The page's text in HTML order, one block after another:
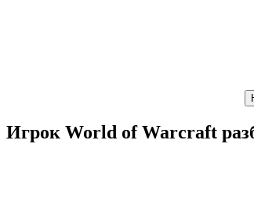
Игрок World of Warcraft